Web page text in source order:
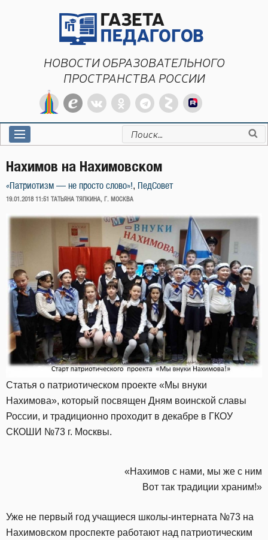
НОВОСТИ ОБРАЗОВАТЕЛЬНОГО
ПРОСТРАНСТВА РОССИИ
Искать:
Нахимов на Нахимовском
«Патриотизм — не просто слово»!, ПедСовет
ОПУБЛИКОВАНО
19.01.2018 11:51 ТАТЬЯНА ТЯПКИНА, Г. МОСКВА
Статья о патриотическом проекте «Мы внуки
Нахимова», который посвящен Дням воинской славы
России, и традиционно проходит в декабре в ГКОУ
СКОШИ №73 г. Москвы.
«Нахимов с нами, мы же с ним
Вот так традиции храним!»
Уже не первый год учащиеся школы-интерната №73 на
Нахимовском проспекте работают над патриотическим